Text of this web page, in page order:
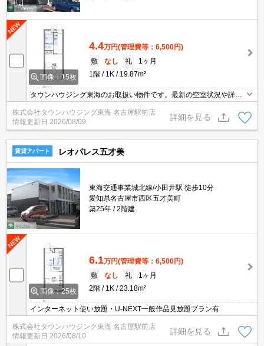
画像：15枚
4.4万円(管理費等：6,500円)
敷
なし 礼
1ヶ月
1階
1K 19.87m²
タウンハウジング東海のお取扱い物件です。最新の空室状況や詳細
などお気軽にお問い合わせください。
株式会社タウンハウジング東海 名古屋駅前店
情報更新日 2026/08/09
詳細を見る
賃貸アパート レオパレス五才美
東海交通事業城北線/小田井駅 徒歩10分
愛知県名古屋市西区五才美町
築25年
2階建
画像：25枚
6.1万円(管理費等：6,500円)
敷
なし 礼
1ヶ月
2階
1K 23.18m²
インターネット使い放題・U-NEXT一般作品見放題プラン有
株式会社タウンハウジング東海 名古屋駅前店
情報更新日 2026/08/10
詳細を見る